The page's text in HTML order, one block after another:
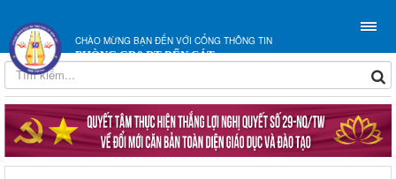
CHÀO MỪNG BẠN ĐẾN VỚI CỔNG THÔNG TIN
PHÒNG GD&ĐT BẾN CÁT